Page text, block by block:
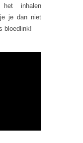
inhalen
je dan niet
bloedlink!